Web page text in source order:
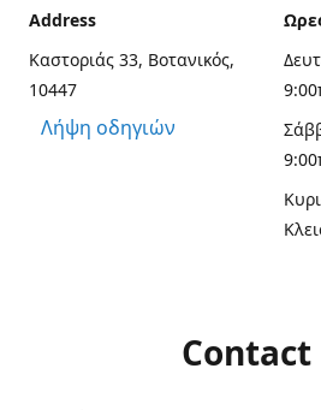
Address
Καστοριάς 33, Βοτανικός,
10447
Λήψη οδηγιών
Contact